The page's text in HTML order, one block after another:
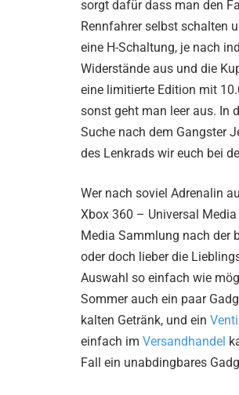
sorgt dafür dass man den
Rennfahrer selbst schalten
eine H-Schaltung, je nach
Widerstände aus und die
eine limitierte Edition mit
sonst geht man leer aus. In
Suche nach dem Gangster
des Lenkrads wir euch bei
Wer nach soviel Adrenalin
Xbox 360 – Universal
Media Sammlung nach der
oder doch lieber die
Auswahl so einfach wie
Sommer auch ein paar
kalten Getränk, und ein
einfach im Versandhandel
Fall ein unabdingbares